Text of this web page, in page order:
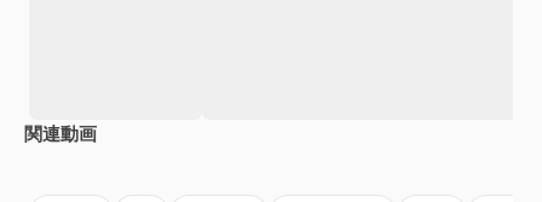
関連動画